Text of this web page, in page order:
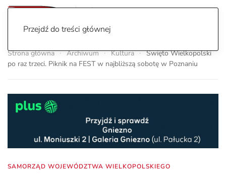
Przejdź do treści głównej
Strona główna Archiwum Kultura
Święto Wielkopolski
po raz trzeci. Piknik na FEST w najbliższą sobotę w Poznaniu
SAMORZĄD WOJEWÓDZTWA WIELKOPOLSKIEGO